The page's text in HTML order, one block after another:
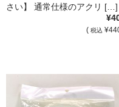
さい】 通常仕様のアクリ […]
( 税込